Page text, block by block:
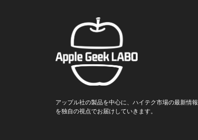
アップル社の製品を中心に、ハイテク市場の最新情報
を独自の視点でお届けしていきます。